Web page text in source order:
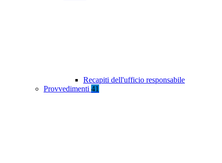
Recapiti dell'ufficio responsabile
Provvedimenti 41